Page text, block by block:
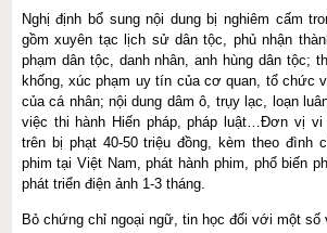
Nghị định bổ sung nội dung bị nghiêm cấm
gồm xuyên tạc lịch sử dân tộc, phủ nhận
phạm dân tộc, danh nhân, anh hùng dân tộc;
khống, xúc phạm uy tín của cơ quan, tổ chức
của cá nhân; nội dung dâm ô, trụy lạc, loạn
việc thi hành Hiến pháp, pháp luật…Đơn vị vi
trên bị phạt 40-50 triệu đồng, kèm theo đình
phim tại Việt Nam, phát hành phim, phổ biến
phát triển điện ảnh 1-3 tháng.
Bỏ chứng chỉ ngoại ngữ, tin học đối với một số